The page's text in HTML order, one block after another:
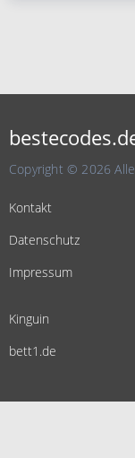
Copyright © 2026
Kontakt
Datenschutz
Impressum
Kinguin
bett1.de